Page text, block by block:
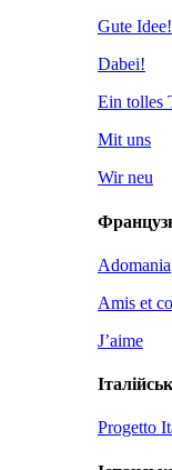
Gute Idee!
Dabei!
Ein tolles
Mit uns
Wir neu
Adomania
Amis et
J’aime
Progetto